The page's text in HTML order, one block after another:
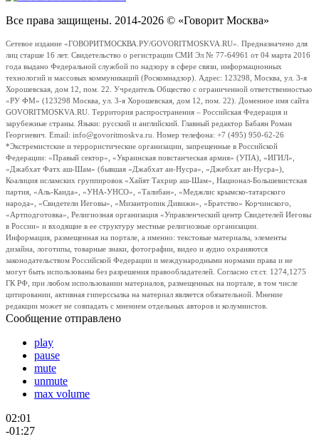
Все права защищены. 2014-2026 © «Говорит Москва»
Сетевое издание «ГОВОРИТМОСКВА.РУ/GOVORITMOSKVA.RU». Предназначено для
лиц старше 16 лет. Свидетельство о регистрации СМИ Эл № 77-64961 от 04 марта 2016
года выдано Федеральной службой по надзору в сфере связи, информационных
технологий и массовых коммуникаций (Роскомнадзор). Адрес: 123298, Москва, ул. 3-я
Хорошевская, дом 12, пом. 22. Учредитель Общество с ограниченной ответственностью
«РУ ФМ» (123298 Москва, ул. 3-я Хорошевская, дом 12, пом. 22). Доменное имя сайта
GOVORITMOSKVA.RU. Территория распространения – Российская Федерация и
зарубежные страны. Языки: русский и английский. Главный редактор Бабаян Роман
Георгиевич. Email: info@govoritmoskva.ru. Номер телефона: +7 (495) 950-62-26
*Экстремистские и террористические организации, запрещенные в Российской
Федерации: «Правый сектор», «Украинская повстанческая армия» (УПА), «ИГИЛ»,
«Джабхат Фатх аш-Шам» (бывшая «Джабхат ан-Нусра», «Джебхат ан-Нусра»),
Коалиция исламских группировок «Хайят Тахрир аш-Шам», Национал-Большевистская
партия, «Аль-Каида», «УНА-УНСО», «Талибан», «Меджлис крымско-татарского
народа», «Свидетели Иеговы», «Мизантропик Дивижн», «Братство» Корчинского,
«Артподготовка», Религиозная организация «Управленческий центр Свидетелей Иеговы
в России» и входящие в ее структуру местные религиозные организации.
Информация, размещенная на портале, а именно: текстовые материалы, элементы
дизайна, логотипы, товарные знаки, фотографии, видео и аудио охраняются
законодательством Российской Федерации и международными нормами права и не
могут быть использованы без разрешения правообладателей. Согласно ст.ст. 1274,1275
ГК РФ, при любом использовании материалов, размещенных на портале, в том числе
цитировании, активная гиперссылка на материал является обязательной. Мнение
редакции может не совпадать с мнением отдельных авторов и колумнистов.
Сообщение отправлено
play
pause
mute
unmute
max volume
02:01
-01:27